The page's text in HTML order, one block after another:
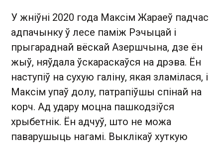
У жніўні 2020 года Максім Жараеў падчас
адпачынку ў лесе паміж Рэчыцай і
прыгараднай вёскай Азершчына, дзе ён
жыў, няўдала ўскараскаўся на дрэва. Ён
наступіў на сухую галіну, якая зламілася, і
Максім упаў долу, патрапіўшы спінай на
корч. Ад удару моцна пашкодзіўся
хрыбетнік. Ён адчуў, што не можа
паварушыць нагамі. Выклікаў хуткую